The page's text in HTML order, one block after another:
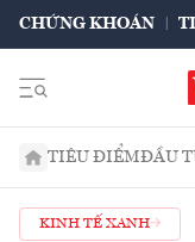
CHỨNG KHOÁN
TIÊU ĐIỂMĐẦU
KINH TẾ XANH